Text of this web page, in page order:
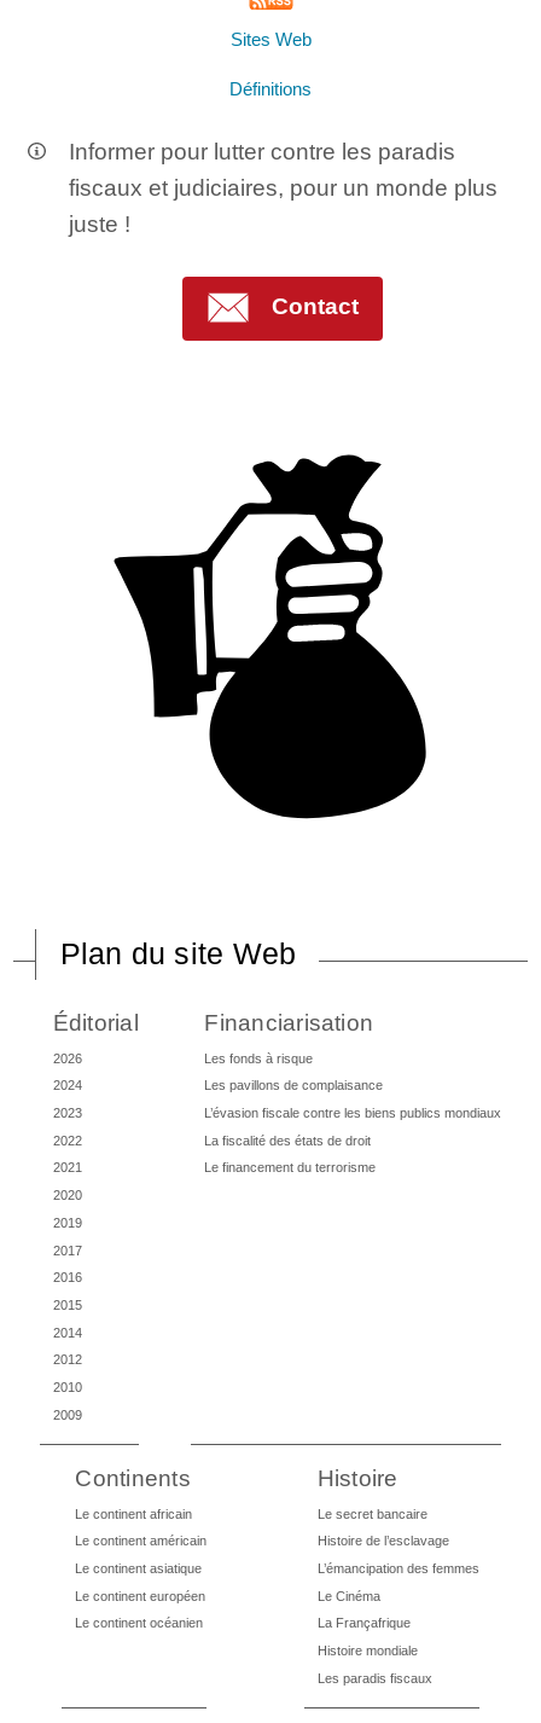
Sites Web
Définitions
Informer pour lutter contre les paradis
fiscaux et judiciaires, pour un monde plus
juste !
Contact
Plan du site Web
Éditorial
2026
2024
2023
2022
2021
2020
2019
2017
2016
2015
2014
2012
2010
2009
Financiarisation
Les fonds à risque
Les pavillons de complaisance
L’évasion fiscale contre les biens publics mondiaux
La fiscalité des états de droit
Le financement du terrorisme
Continents
Le continent africain
Le continent américain
Le continent asiatique
Le continent européen
Le continent océanien
Histoire
Le secret bancaire
Histoire de l’esclavage
L’émancipation des femmes
Le Cinéma
La Françafrique
Histoire mondiale
Les paradis fiscaux